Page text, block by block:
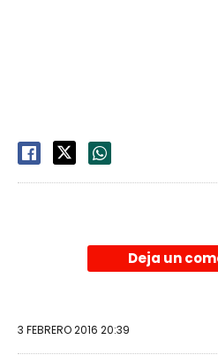
Deja un
3 FEBRERO 2016 20:39